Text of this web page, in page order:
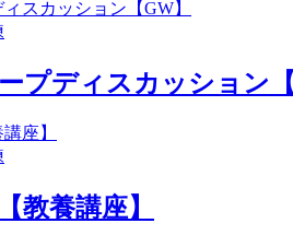
プディスカッション【
教養講座】